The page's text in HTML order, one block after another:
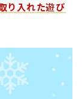
り入れた遊び